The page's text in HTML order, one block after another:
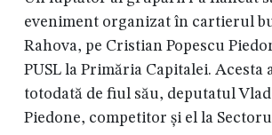
eveniment organizat în cartierul
Rahova, pe Cristian Popescu
PUSL la Primăria Capitalei. Acesta
totodată de fiul său, deputatul Vlad
Piedone, competitor și el la